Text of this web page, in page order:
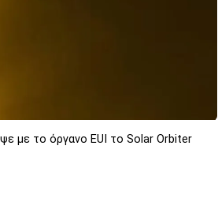
με το όργανο EUI το Solar Orbiter